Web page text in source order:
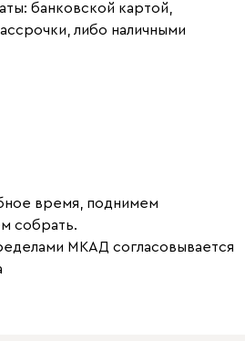
банковской картой,
либо наличными
время, поднимем
собрать.
МКАД согласовывается